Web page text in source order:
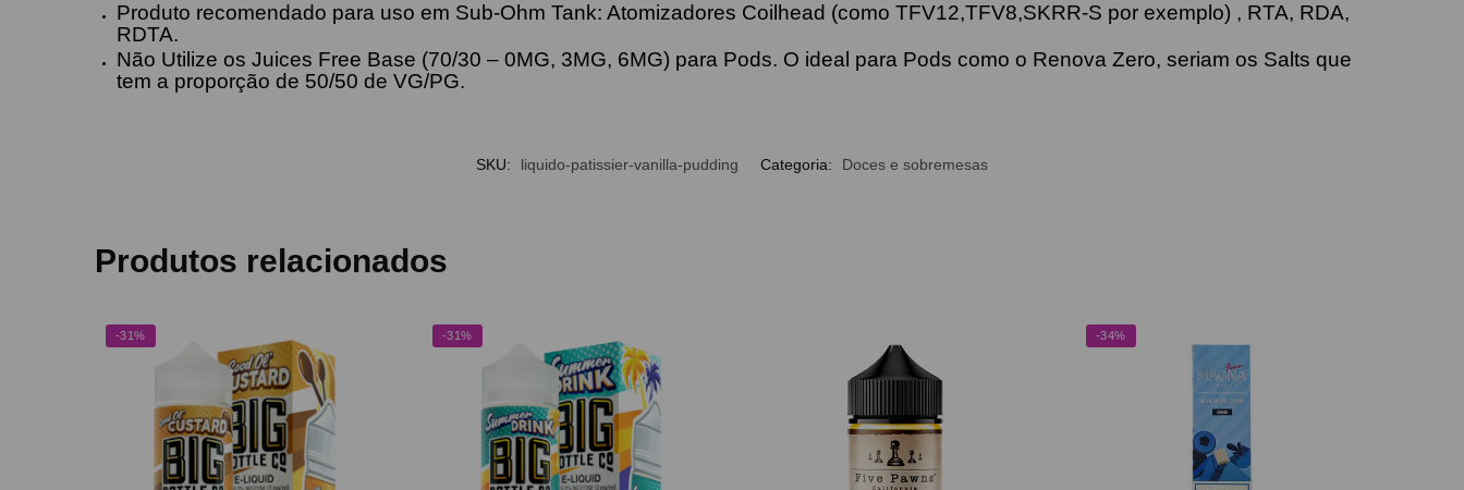
Produto recomendado para uso em Sub-Ohm Tank: Atomizadores Coilhead (como TFV12,TFV8,SKRR-S por exemplo) , RTA, RDA,
RDTA.
Não Utilize os Juices Free Base (70/30 – 0MG, 3MG, 6MG) para Pods. O ideal para Pods como o Renova Zero, seriam os Salts que
tem a proporção de 50/50 de VG/PG.
SKU: liquido-patissier-vanilla-pudding Categoria: Doces e sobremesas
Produtos relacionados
-31% -31% -34%